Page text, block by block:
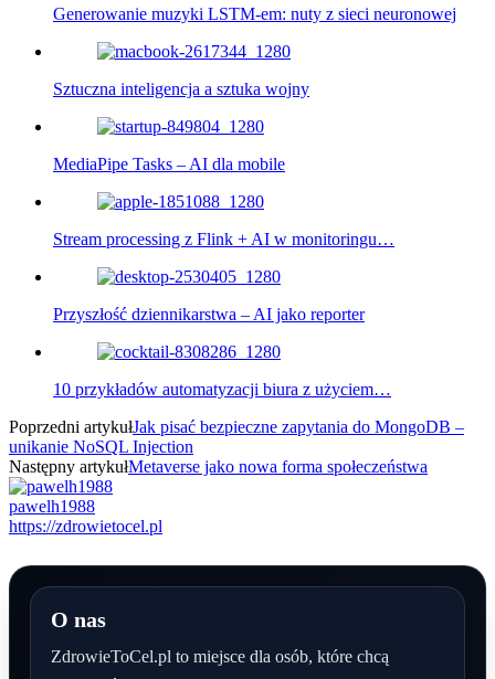
Generowanie muzyki LSTM-em: nuty z sieci neuronowej
Sztuczna inteligencja a sztuka wojny
MediaPipe Tasks – AI dla mobile
Stream processing z Flink + AI w monitoringu…
Przyszłość dziennikarstwa – AI jako reporter
10 przykładów automatyzacji biura z użyciem…
Poprzedni artykułJak pisać bezpieczne zapytania do MongoDB –
unikanie NoSQL Injection
Następny artykułMetaverse jako nowa forma społeczeństwa
pawelh1988
https://zdrowietocel.pl
O nas
ZdrowieToCel.pl to miejsce dla osób, które chcą